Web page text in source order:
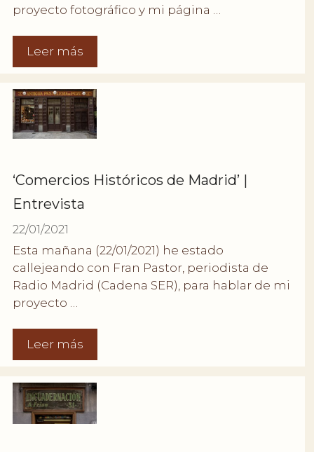
proyecto fotográfico y mi página …
Leer más
‘Comercios Históricos de Madrid’ |
Entrevista
22/01/2021
Esta mañana (22/01/2021) he estado
callejeando con Fran Pastor, periodista de
Radio Madrid (Cadena SER), para hablar de mi
proyecto …
Leer más